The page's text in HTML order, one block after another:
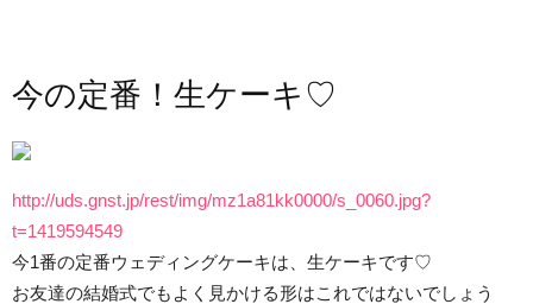
今の定番！生ケーキ♡
http://uds.gnst.jp/rest/img/mz1a81kk0000/s_0060.jpg?
t=1419594549
今1番の定番ウェディングケーキは、生ケーキです♡
お友達の結婚式でもよく見かける形はこれではないでしょう